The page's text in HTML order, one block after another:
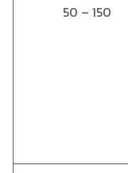
50 – 150